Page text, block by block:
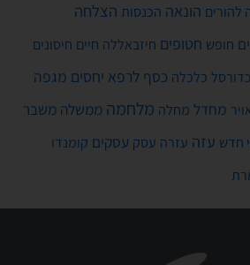
להורים הונאה הכנסות הצלחה
חופש חטופים חיזבאללה חיים חיסונים
כדורסל כלכלה כסף לרפא יחסים מגפה
מחדל מחלה מלחמה ממשלה משבר
חדש עזה עזרה עסק עסקים קומנדו